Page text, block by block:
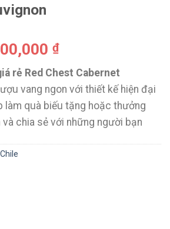
₫
rẻ Red Chest Cabernet
vang ngon với thiết kế hiện đại
làm quà biếu tặng hoặc thưởng
chia sẻ với những người bạn